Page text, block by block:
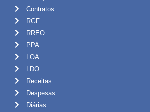
Contratos
RGF
RREO
PPA
LOA
LDO
Receitas
Despesas
Diárias